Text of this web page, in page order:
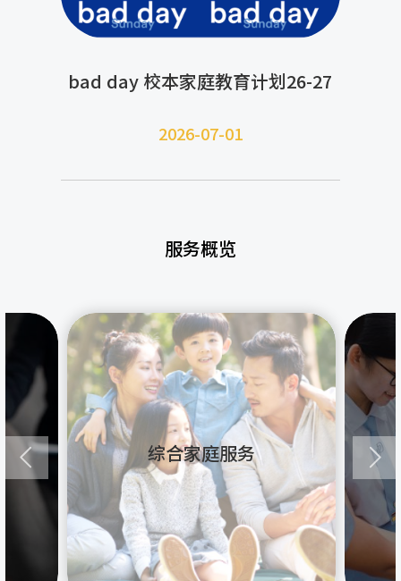
bad day 校本家庭教育计划26-27
2026-07-01
服务概览
综合家庭服务